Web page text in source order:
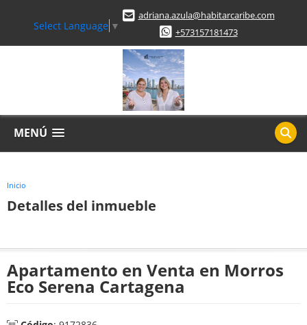
Select Language ▼
adriana.azula@habitarcaribe.com
+573157181473
MENÚ
Inicio
Detalles del inmueble
Apartamento en Venta en Morros
Eco Serena Cartagena